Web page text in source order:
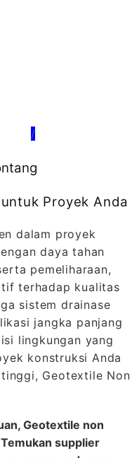
/
Proyek Anda
dalam proyek
daya tahan
pemeliharaan,
terhadap kualitas
sistem drainase
jangka panjang
lingkungan yang
konstruksi Anda
Geotextile Non
Geotextile non
supplier